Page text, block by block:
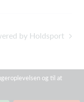
by Holdsport
og til at